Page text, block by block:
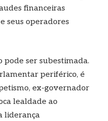
financeiras
seus operadores
ser subestimada.
periférico, é
ex-governador
lealdade ao
liderança